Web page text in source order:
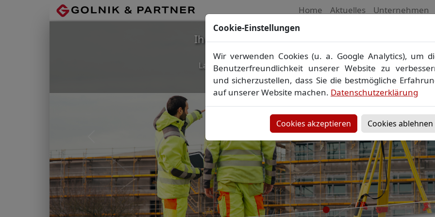
Home Aktuelles Unternehmen
Ihr Vermessungsbüro in Mecklenburg-
Wir vermessen Ihr Grundstück
Lageplan▪Absteckung▪Bauvermessung▪
Grenzfeststellung
▪Amtliche Auskünfte und Auszüge
Cookie-Einstellungen
Wir verwenden Cookies (u. a. Google Analytics), um
Benutzerfreundlichkeit unserer Website zu
und sicherzustellen, dass Sie die bestmögliche
auf unserer Website machen. Datenschutzerklärung
Cookies akzeptieren Cookies ablehnen